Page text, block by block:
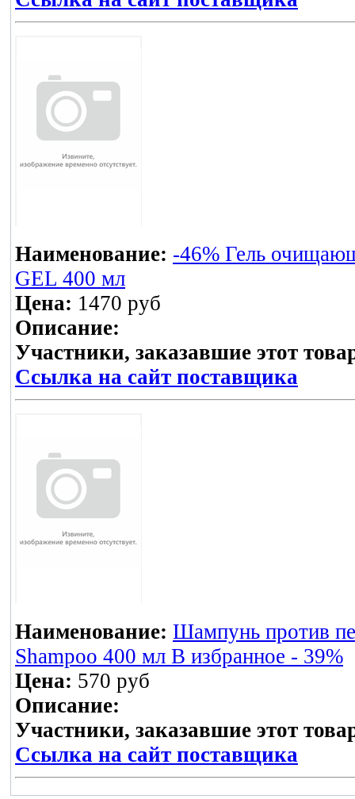
Наименование: -46% Гель
GEL 400 мл
Цена: 1470 руб
Описание:
Участники, заказавшие этот
Ссылка на сайт поставщика
Наименование: Шампунь против
Shampoo 400 мл В избранное - 39%
Цена: 570 руб
Описание:
Участники, заказавшие этот
Ссылка на сайт поставщика